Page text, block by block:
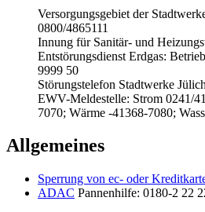
Versorgungsgebiet der
0800/4865111
Innung für Sanitär- und
Entstörungsdienst Erdgas:
9999 50
Störungstelefon Stadtwerke
EWV-Meldestelle: Strom 0241/
7070; Wärme -41368-7080;
Allgemeines
Sperrung von ec- oder
ADAC Pannenhilfe: 0180-2 22